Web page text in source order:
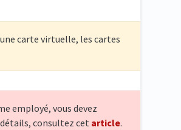
carte virtuelle, les cartes
employé, vous devez
consultez cet article.